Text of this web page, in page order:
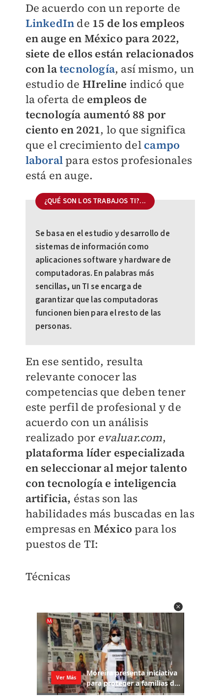
De acuerdo con un reporte de
LinkedIn de 15 de los empleos
en auge en Méxicopara 2022,
siete de ellos están relacionados
con latecnología, así mismo, un
estudio de HIreline indicó que
la oferta de empleos de
tecnología aumentó 88 por
ciento en 2021, lo que significa
que el crecimiento del campo
laboralpara estos profesionales
está en auge.
¿QUÉ SON LOS TRABAJOS TI?...
Se basa en el estudio y desarrollo de
sistemas de información como
aplicaciones software y hardware de
computadoras. En palabras más
sencillas, un TI se encarga de
garantizar que las computadoras
funcionen bien para el resto de las
personas.
En ese sentido, resulta
relevante conocer las
competencias que deben tener
este perfil de profesional y de
acuerdo con un análisis
realizado por evaluar.com,
plataforma líder especializada
en seleccionar al mejor talento
con tecnología e inteligencia
artificia, éstas son las
habilidades más buscadas en las
empresas en México para los
puestos de TI:
Técnicas